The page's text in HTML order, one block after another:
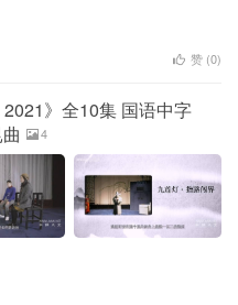
赞 (0)
》全10集 国语中字
4